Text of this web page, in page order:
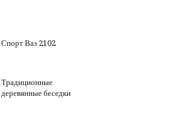
Спорт Ваз 2102
Традиционные
деревянные беседки